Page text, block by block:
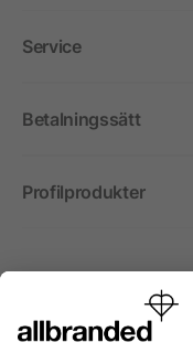
Service
Betalningssätt
Profilprodukter